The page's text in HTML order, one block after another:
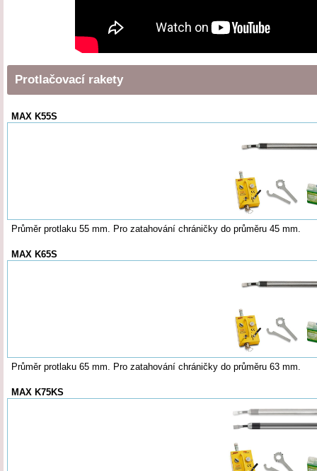
Protlačovací rakety
MAX K55S
Průměr protlaku 55 mm. Pro zatahování chráničky do průměru 45 mm.
MAX K65S
Průměr protlaku 65 mm. Pro zatahování chráničky do průměru 63 mm.
MAX K75KS